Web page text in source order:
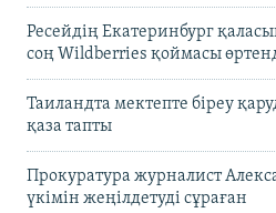
Ресейдің Екатеринбург
соң Wildberries қоймасы
Таиландта мектепте біреу
қаза тапты
Прокуратура журналист
үкімін жеңілдетуді сұраған